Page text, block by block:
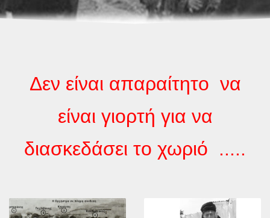
Δεν είναι απαραίτητο να
είναι γιορτή για να
διασκεδάσει το χωριό .....